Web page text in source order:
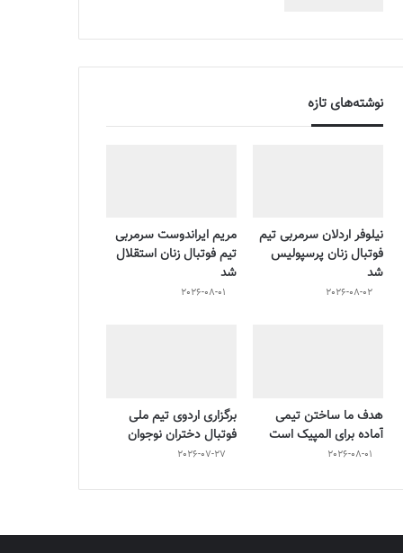
نوشته‌های تازه
نیلوفر اردلان سرمربی تیم
فوتبال زنان پرسپولیس
شد
2026-08-02
مریم ایراندوست سرمربی
تیم فوتبال زنان استقلال
شد
2026-08-01
هدف ما ساختن تیمی
آماده برای المپیک است
2026-08-01
برگزاری اردوی تیم ملی
فوتبال دختران نوجوان
2026-07-27